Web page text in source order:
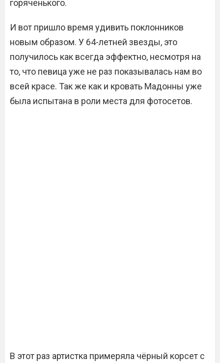
горяченького.
И вот пришло время удивить поклонников
новым образом. У 64-летней звезды, это
получилось как всегда эффектно, несмотря на
то, что певица уже не раз показывалась нам во
всей красе. Так же как и кровать Мадонны уже
была испытана в роли места для фотосетов.
В этот раз артистка примеряла чёрный корсет с